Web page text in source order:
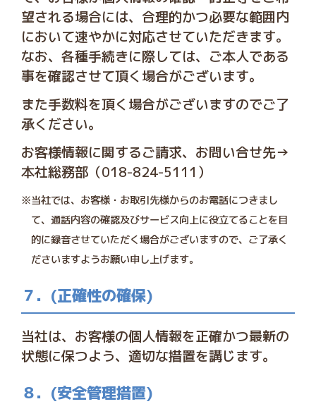
望される場合には、合理的かつ必要な範囲内
において速やかに対応させていただきます。
なお、各種手続きに際しては、ご本人である
事を確認させて頂く場合がございます。
また手数料を頂く場合がございますのでご了
承ください。
お客様情報に関するご請求、お問い合せ先→
本社総務部（018-824-5111）
※当社では、お客様・お取引先様からのお電話につきまし
て、通話内容の確認及びサービス向上に役立てることを目
的に録音させていただく場合がございますので、ご了承く
ださいますようお願い申し上げます。
７．(正確性の確保)
当社は、お客様の個人情報を正確かつ最新の
状態に保つよう、適切な措置を講じます。
８．(安全管理措置)